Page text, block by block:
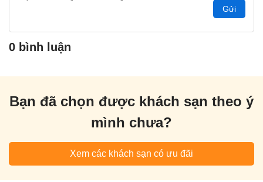
Gửi
0 bình luận
Bạn đã chọn được khách sạn theo ý
mình chưa?
Xem các khách sạn có ưu đãi